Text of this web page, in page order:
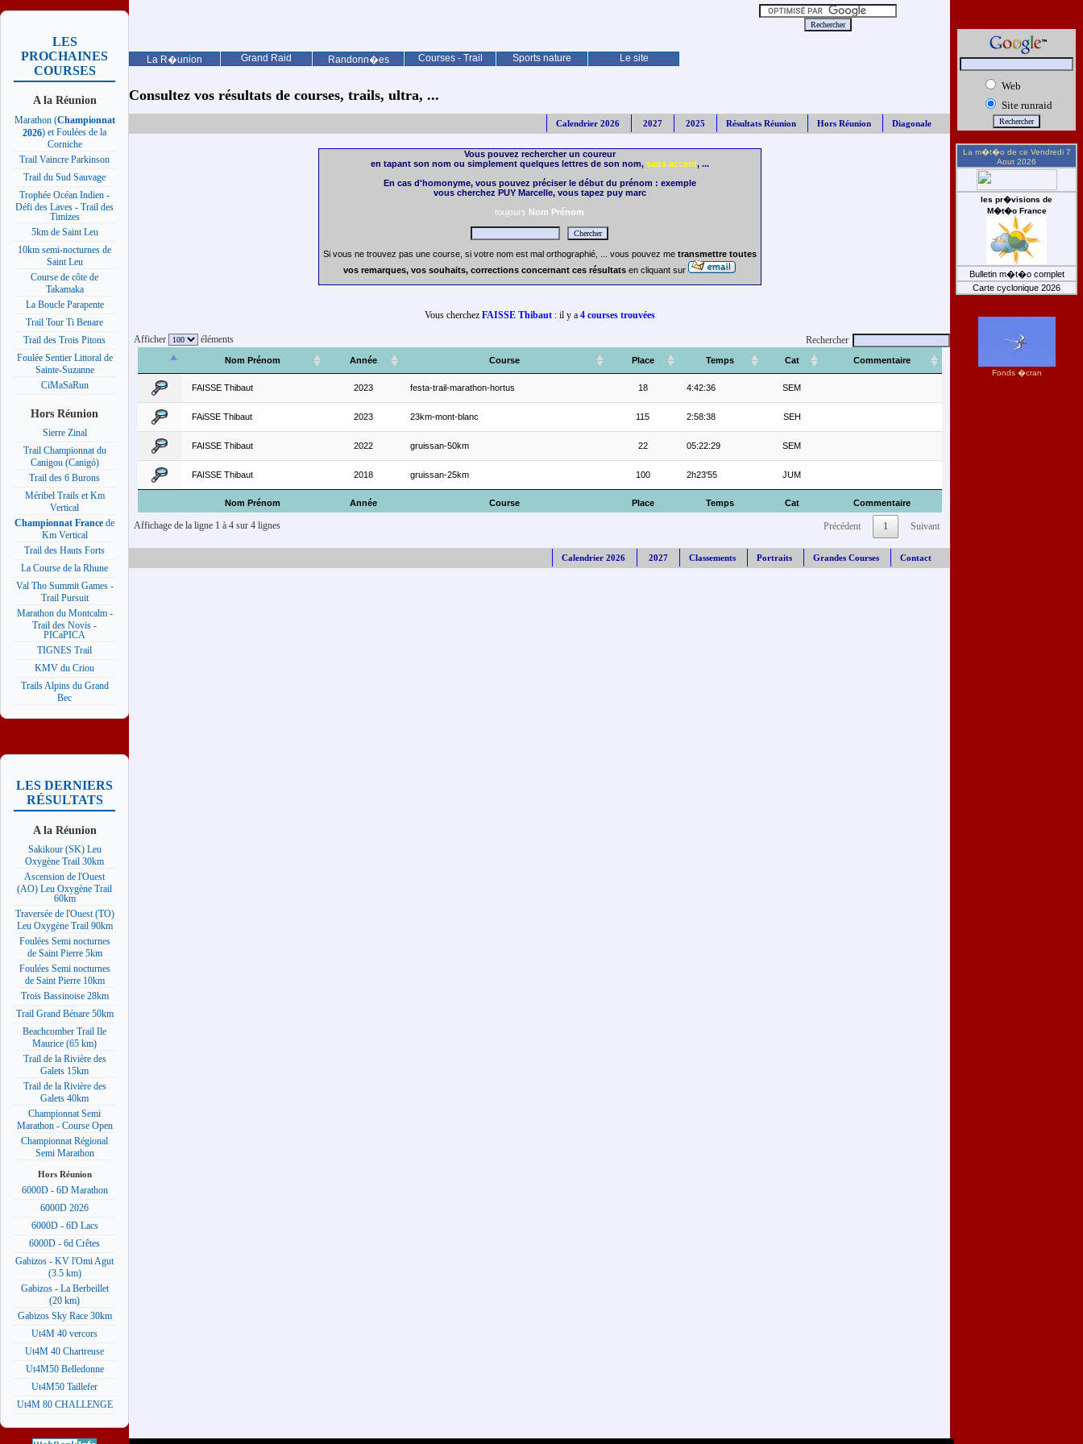
La R�union Grand Raid Randonn�es Courses - Trail Sports nature Le site
LES
PROCHAINES
COURSES
A la Réunion
Marathon (Championnat
2026) et Foulées de la
Corniche
Trail Vaincre Parkinson
Trail du Sud Sauvage
Trophée Océan Indien -
Défi des Laves - Trail des
Timizes
5km de Saint Leu
10km semi-nocturnes de
Saint Leu
Course de côte de
Takamaka
La Boucle Parapente
Trail Tour Ti Benare
Trail des Trois Pitons
Foulée Sentier Littoral de
Sainte-Suzanne
CiMaSaRun
Hors Réunion
Sierre Zinal
Trail Championnat du
Canigou (Canigó)
Trail des 6 Burons
Méribel Trails et Km
Vertical
Championnat France de
Km Vertical
Trail des Hauts Forts
La Course de la Rhune
Val Tho Summit Games -
Trail Pursuit
Marathon du Montcalm -
Trail des Novis -
PICaPICA
TIGNES Trail
KMV du Criou
Trails Alpins du Grand
Bec
LES DERNIERS
RÉSULTATS
A la Réunion
Sakikour (SK) Leu
Oxygène Trail 30km
Ascension de l'Ouest
(AO) Leu Oxygène Trail
60km
Traversée de l'Ouest (TO)
Leu Oxygène Trail 90km
Foulées Semi nocturnes
de Saint Pierre 5km
Foulées Semi nocturnes
de Saint Pierre 10km
Trois Bassinoise 28km
Trail Grand Bénare 50km
Beachcomber Trail Ile
Maurice (65 km)
Trail de la Rivière des
Galets 15km
Trail de la Rivière des
Galets 40km
Championnat Semi
Marathon - Course Open
Championnat Régional
Semi Marathon
Hors Réunion
6000D - 6D Marathon
6000D 2026
6000D - 6D Lacs
6000D - 6d Crêtes
Gabizos - KV l'Omi Agut
(3.5 km)
Gabizos - La Berbeillet
(20 km)
Gabizos Sky Race 30km
Ut4M 40 vercors
Ut4M 40 Chartreuse
Ut4M50 Belledonne
Ut4M50 Taillefer
Ut4M 80 CHALLENGE
Consultez vos résultats de courses, trails, ultra, ...
Calendrier 2026 2027 2025 Résultats Réunion Hors Réunion Diagonale
Vous pouvez rechercher un coureur
en tapant son nom ou simplement quelques lettres de son nom, sans accent, ...
En cas d'homonyme, vous pouvez préciser le début du prénom : exemple
vous cherchez PUY Marcelle, vous tapez puy marc
toujours Nom Prénom
Si vous ne trouvez pas une course, si votre nom est mal orthographié, ... vous pouvez me transmettre toutes
vos remarques, vos souhaits, corrections concernant ces résultats en cliquant sur
Vous cherchez FAISSE Thibaut: il y a 4 courses trouvées
Afficher éléments Rechercher
Nom Prénom Année Course Place Temps Cat Commentaire
Nom Prénom Année Course Place Temps Cat Commentaire
FAISSE Thibaut 2023 festa-trail-marathon-hortus 18 4:42:36 SEM
FAiSSE Thibaut 2023 23km-mont-blanc 115 2:58:38 SEH
FAISSE Thibaut 2022 gruissan-50km 22 05:22:29 SEM
FAISSE Thibaut 2018 gruissan-25km 100 2h23'55 JUM
Affichage de la ligne 1 à 4 sur 4 lignes Précédent 1 Suivant
Calendrier 2026 2027 Classements Portraits Grandes Courses Contact
Web
Site runraid
La m�t�o de ce Vendredi 7
Aout 2026
les pr�visions de
M�t�o France
Bulletin m�t�o complet
Carte cyclonique 2026
Fonds �cran